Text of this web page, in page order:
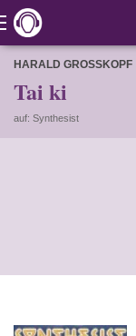
HARALD GROSSKOPF
Tai ki
auf: Synthesist